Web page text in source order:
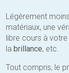
Légèrement
matériaux, une
libre cours à
la brillance, etc.
Tout compris, le